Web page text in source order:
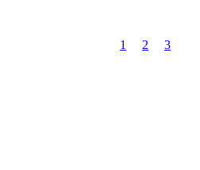
1 2 3